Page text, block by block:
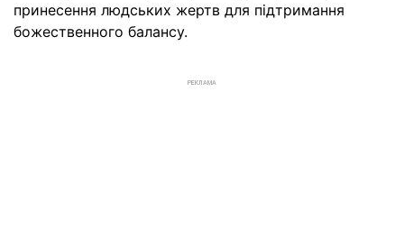
принесення людських жертв для підтримання
божественного балансу.
РЕКЛАМА